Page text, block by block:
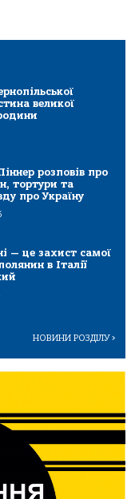
великої
розповів про
тортури та
про Україну
— це захист самої
в Італії
НОВИНИ РОЗДІЛУ>